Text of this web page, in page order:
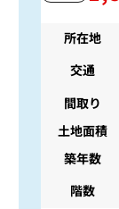
所在地
交通
間取り
土地面積
築年数
階数